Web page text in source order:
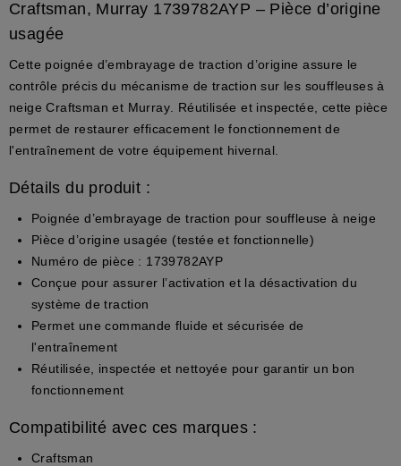
Craftsman, Murray 1739782AYP – Pièce d’origine
usagée
Cette poignée d’embrayage de traction d’origine assure le
contrôle précis du mécanisme de traction sur les souffleuses à
neigeCraftsman et Murray . Réutilisée et inspectée, cette pièce
permet de restaurer efficacement le fonctionnement de
l'entraînement de votre équipement hivernal.
Détails du produit :
Poignée d’embrayage de traction pour souffleuse à neige
Pièce d’origine usagée (testée et fonctionnelle)
Numéro de pièce : 1739782AYP
Conçue pour assurer l’activation et la désactivation du
système de traction
Permet une commande fluide et sécurisée de
l'entraînement
Réutilisée, inspectée et nettoyée pour garantir un bon
fonctionnement
Compatibilité avec ces marques :
Craftsman